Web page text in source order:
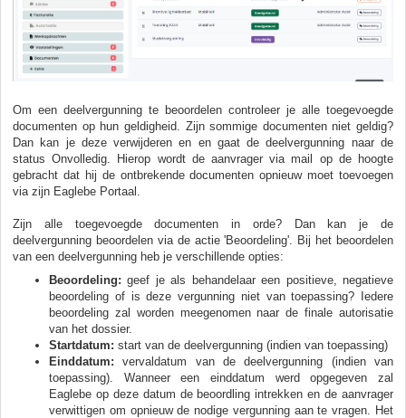
Om een deelvergunning te beoordelen controleer je alle toegevoegde
documenten op hun geldigheid. Zijn sommige documenten niet geldig?
Dan kan je deze verwijderen en en gaat de deelvergunning naar de
status Onvolledig. Hierop wordt de aanvrager via mail op de hoogte
gebracht dat hij de ontbrekende documenten opnieuw moet toevoegen
via zijn Eaglebe Portaal.
Zijn alle toegevoegde documenten in orde? Dan kan je de
deelvergunning beoordelen via de actie 'Beoordeling'. Bij het beoordelen
van een deelvergunning heb je verschillende opties:
Beoordeling: geef je als behandelaar een positieve, negatieve
beoordeling of is deze vergunning niet van toepassing? Iedere
beoordeling zal worden meegenomen naar de finale autorisatie
van het dossier.
Startdatum: start van de deelvergunning (indien van toepassing)
Einddatum: vervaldatum van de deelvergunning (indien van
toepassing). Wanneer een einddatum werd opgegeven zal
Eaglebe op deze datum de beoordling intrekken en de aanvrager
verwittigen om opnieuw de nodige vergunning aan te vragen. Het